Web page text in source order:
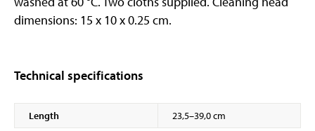
dimensions: 15 x 10 x 0.25 cm.
Technical specifications
Length 23,5–39,0 cm